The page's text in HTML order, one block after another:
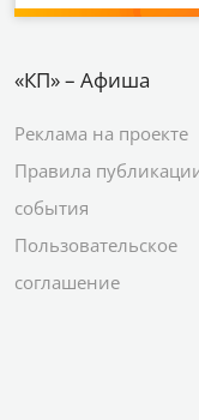
«КП» – Афиша
Реклама на проекте
Правила
события
Пользовательское
соглашение